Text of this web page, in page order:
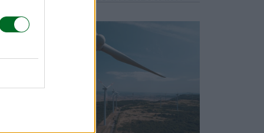
POTREBBERO INTERESSARTI